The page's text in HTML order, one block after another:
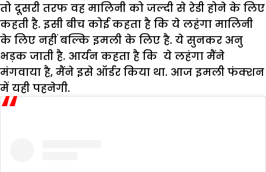
तो दूसरी तरफ वह मालिनी को जल्दी से रेडी होने के लिए
कहती है. इसी बीच कोई कहता है कि ये लहंगा मालिनी
के लिए नहीं बल्कि इमली के लिए है. ये सुनकर अनु
भड़क जाती है. आर्यन कहता है कि ये लहंगा मैंने
मंगवाया है, मैंने इसे ऑर्डर किया था. आज इमली फंक्शन
में यही पहनेगी.